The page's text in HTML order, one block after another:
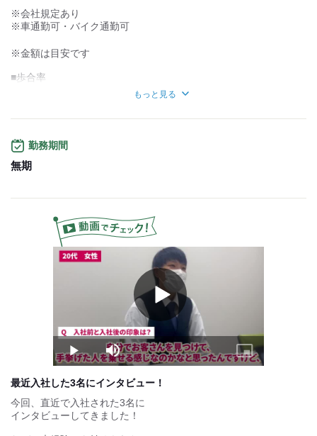
※会社規定あり
※車通勤可・バイク通勤可
※金額は目安です
■歩合率
■1ヵ月の月給は？
・日勤：月27万～30万円くらい
（12～15組の送迎）
■トップドライバーは
月55万円以上も可能！
■1回の平均運賃（売上）
1,500～2,500円くらい
日勤：15万円／夜勤：20万円
・社会保険あり
・免許取得費用は会社負担
※養成中は時給で支給
・慶弔祝金・見舞金制度あり
試用期間：なし
もっと見る
勤務期間
無期
Play
Video
Play Mute
Picture-
in-
最近入社した3名にインタビュー！
今回、直近で入社された3名に
インタビューしてきました！